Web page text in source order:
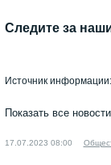
Следите за
Источник информации:
Показать все
17.07.2023 08:00